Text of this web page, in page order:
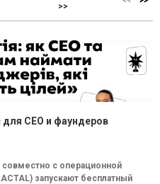
>>
CEO и фаундеров
совместно с операционной
запускают бесплатный